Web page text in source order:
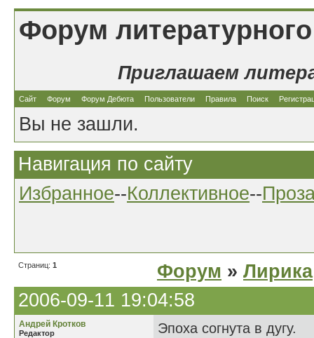
Форум
Приглашаем
Сайт Форум Форум Дебюта Пользователи Правила Поиск
Вы не зашли.
Навигация по сайту
Избранное--Коллективное--
Страниц: 1 Форум » Лирика
2006-09-11 19:04:58
Андрей Кротков
Редактор
Эпоха согнута в дугу.